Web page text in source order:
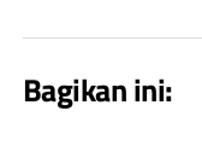
Bagikan ini: